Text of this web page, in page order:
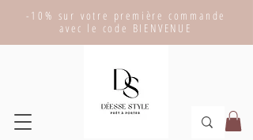
-10% sur votre première commande
avec le code BIENVENUE